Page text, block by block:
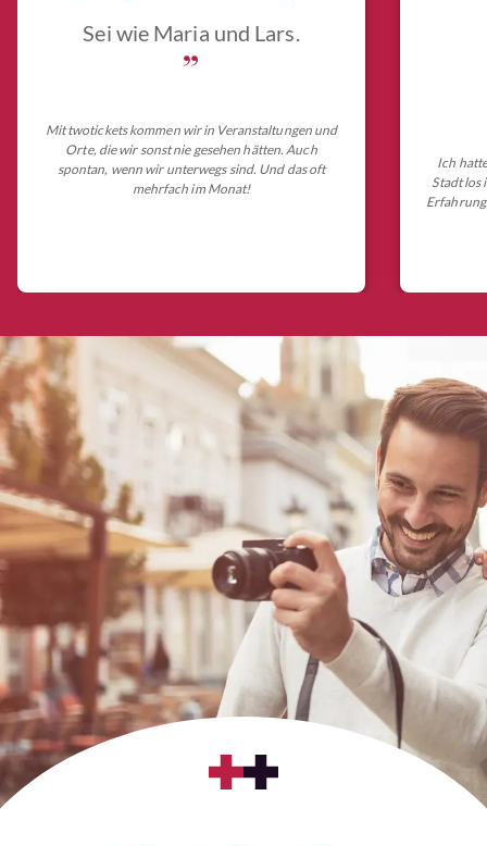
Sei wie Maria und Lars.
„
Mit twotickets kommen wir in Veranstaltungen und
Orte, die wir sonst nie gesehen hätten. Auch
spontan, wenn wir unterwegs sind. Und das oft
mehrfach im Monat!
Ich
Stadt los